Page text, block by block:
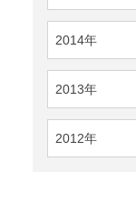
2014年
2013年
2012年